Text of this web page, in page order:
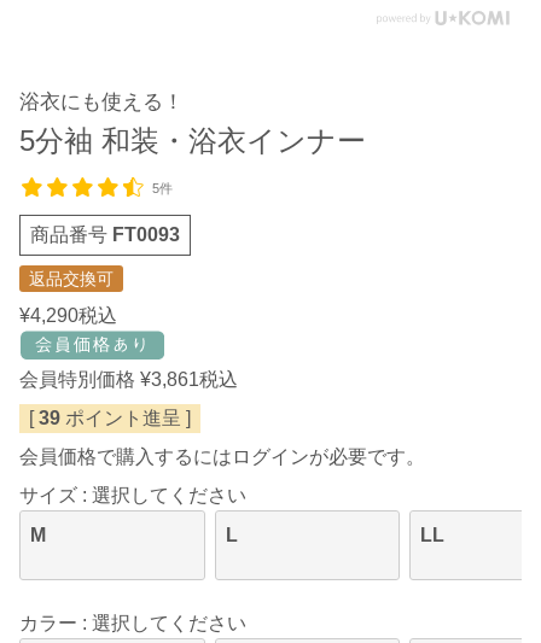
浴衣にも使える！
5分袖 和装・浴衣インナー
5件
商品番号 FT0093
返品交換可
¥4,290税込
会員特別価格 ¥3,861税込
[ 39 ポイント進呈 ]
会員価格で購入するにはログインが必要です。
サイズ
選択してください
M
L LL
カラー 選択してください